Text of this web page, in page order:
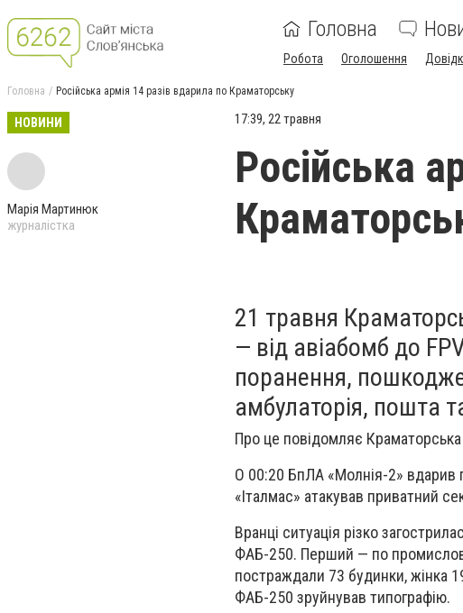
Головна
Робота Оголошення
Головна Російська армія 14 разів вдарила по Краматорську
НОВИНИ
Марія Мартинюк
журналістка
17:39, 22 травня
Російська
21 травня
— від авіабомб до
поранення,
амбулаторія, пошта
Про це повідомляє Краматорська
О 00:20 БпЛА «Молнія-2» вдарив
«Італмас» атакував приватний
Вранці ситуація різко
ФАБ-250. Перший — по
постраждали 73 будинки, жінка
ФАБ-250 зруйнував типографію.